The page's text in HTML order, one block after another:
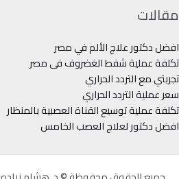
مقالات
افضل دكتور علاج الألم في مصر
تكلفة عملية شفط الغضروف فى مصر
تجربتي مع التردد الحراري
سعر عملية التردد الحراري
تكلفة عملية توسيع القناة العصبية بالمنظار
افضل دكتور لعلاج العصب الخامس